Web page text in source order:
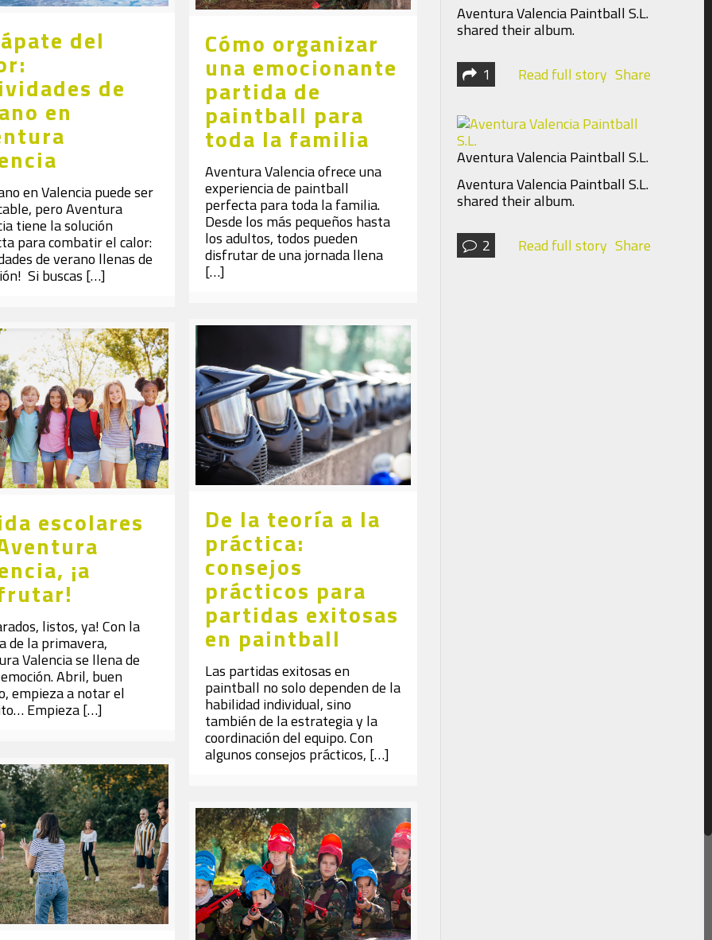
del
de
en
en Valencia puede ser
pero Aventura
tiene la solución
para combatir el calor:
de verano llenas de
Si buscas […]
Cómo organizar
una emocionante
partida de
paintball para
toda la familia
Aventura Valencia ofrece una
experiencia de paintball
perfecta para toda la familia.
Desde los más pequeños hasta
los adultos, todos pueden
disfrutar de una jornada llena
[…]
De la teoría a la
práctica:
consejos
prácticos para
partidas exitosas
en paintball
Las partidas exitosas en
paintball no solo dependen de la
habilidad individual, sino
también de la estrategia y la
coordinación del equipo. Con
algunos consejos prácticos, […]
escolares
¡a
listos, ya! Con la
de la primavera,
Valencia se llena de
Abril, buen
empieza a notar el
Empieza[…]
Aventura Valencia Paintball S.L.
shared their album.
1 Read full story Share
Aventura Valencia Paintball S.L.
Aventura Valencia Paintball S.L.
shared their album.
2 Read full story Share